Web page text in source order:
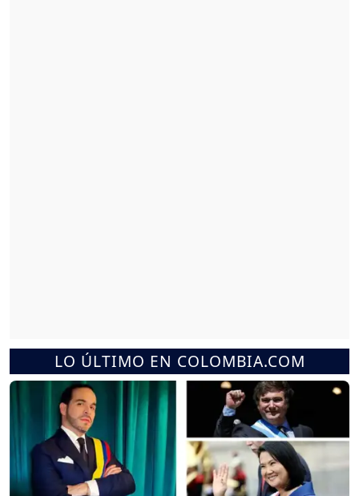
LO ÚLTIMO EN COLOMBIA.COM